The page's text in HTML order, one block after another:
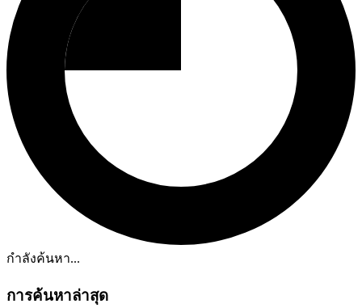
กำลังค้นหา...
การค้นหาล่าสุด